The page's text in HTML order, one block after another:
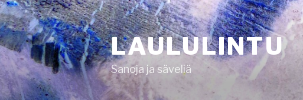
Siirry
sisältöön
LAULULINTU
Sanoja ja säveliä